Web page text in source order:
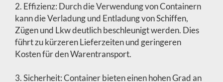
2. Effizienz: Durch die Verwendung von Containern
kann die Verladung und Entladung von Schiffen,
Zügen und Lkw deutlich beschleunigt werden. Dies
führt zu kürzeren Lieferzeiten und geringeren
Kosten für den Warentransport.
3. Sicherheit: Container bieten einen hohen Grad an